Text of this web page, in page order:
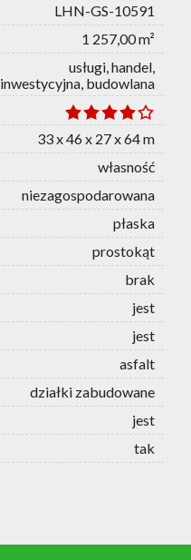
LHN-GS-10591
1 257,00 m²
usługi, handel,
inwestycyjna, budowlana
33 x 46 x 27 x 64 m
własność
niezagospodarowana
płaska
prostokąt
brak
jest
jest
asfalt
działki zabudowane
jest
tak